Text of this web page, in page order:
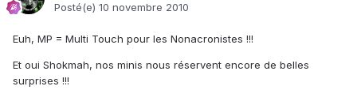
Posté(e) 10 novembre 2010
Euh, MP = Multi Touch pour les Nonacronistes !!!
Et oui Shokmah, nos minis nous réservent encore de belles
surprises !!!